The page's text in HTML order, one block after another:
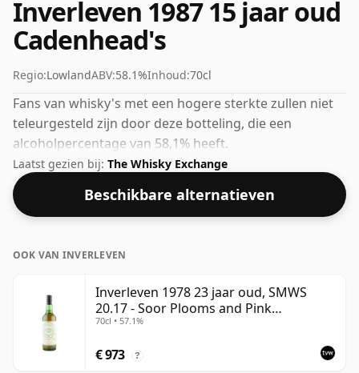
Inverleven 1987 15 jaar oud
Cadenhead's
Regio:LowlandABV:58.1%Inhoud:70cl
Fans van whisky's met een hogere sterkte zullen niet
teleurgesteld zijn door deze botteling, die een
alcoholpercentage van 58,1% heeft.
Laatst gezien bij: The Whisky Exchange
Beschikbare alternatieven
OOK VAN INVERLEVEN
Inverleven 1978 23 jaar oud, SMWS
20.17 - Soor Plooms and Pink
Grapefruit | Single Lowland Malt
Vault
70cl • 57.1%
€ 973 ?